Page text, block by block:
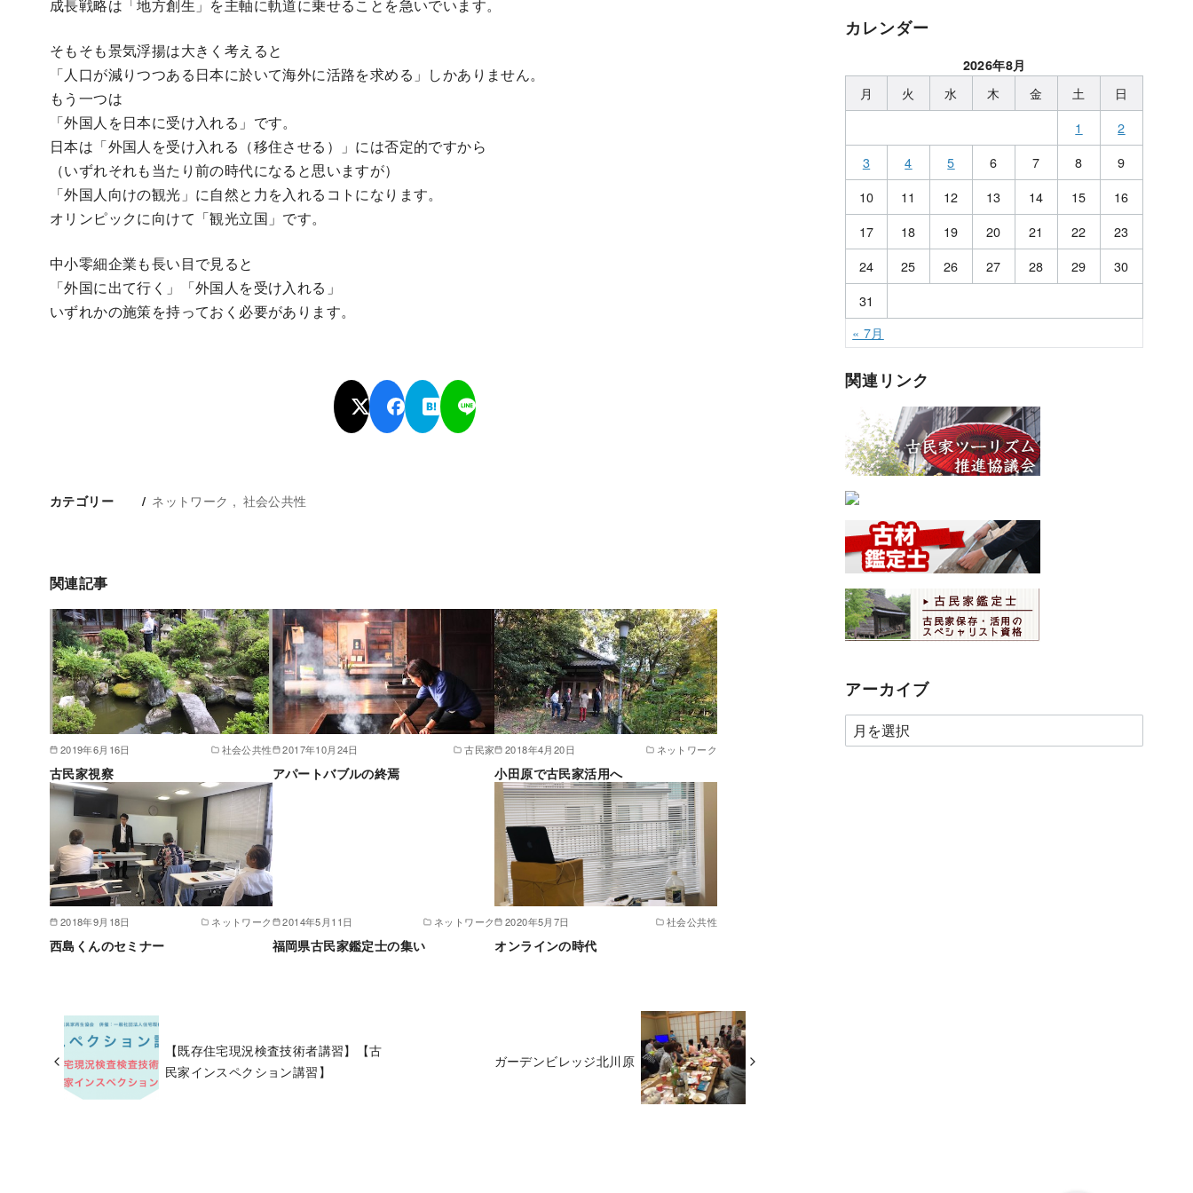
成長戦略は「地方創生」を主軸に軌道に乗せることを急いでいます。
そもそも景気浮揚は大きく考えると
「人口が減りつつある日本に於いて海外に活路を求める」しかありません。
もう一つは
「外国人を日本に受け入れる」です。
日本は「外国人を受け入れる（移住させる）」には否定的ですから
（いずれそれも当たり前の時代になると思いますが）
「外国人向けの観光」に自然と力を入れるコトになります。
オリンピックに向けて「観光立国」です。
中小零細企業も長い目で見ると
「外国に出て行く」「外国人を受け入れる」
いずれかの施策を持っておく必要があります。
カテゴリー ネットワーク 社会公共性
関連記事
2019年6月16日 社会公共性
古民家視察
2017年10月24日 古民家
アパートバブルの終焉
2018年4月20日 ネットワーク
小田原で古民家活用へ
2018年9月18日 ネットワーク
西島くんのセミナー
2014年5月11日 ネットワーク
福岡県古民家鑑定士の集い
2020年5月7日 社会公共性
オンラインの時代
【既存住宅現況検査技術者講習】【古
民家インスペクション講習】
ガーデンビレッジ北川原
カレンダー
2026年8月
月 火 水 木 金 土
日
1
2
3
4 5 6 7 8
9
10
11 12 13 14 15
16
17
18 19 20 21 22
23
24
25 26 27 28 29
30
31
« 7月
関連リンク
アーカイブ
ア
ー